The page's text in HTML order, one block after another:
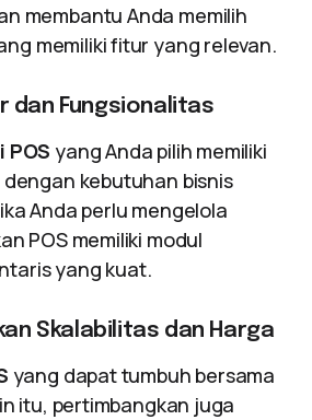
membantu Anda memilih
memiliki fitur yang relevan.
dan Fungsionalitas
POS yang Anda pilih memiliki
kebutuhan bisnis
Anda perlu mengelola
POS memiliki modul
yang kuat.
Skalabilitas dan Harga
yang dapat tumbuh bersama
itu, pertimbangkan juga